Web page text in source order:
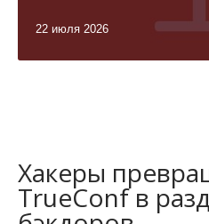
22 июля 2026
Хакеры
TrueConf в